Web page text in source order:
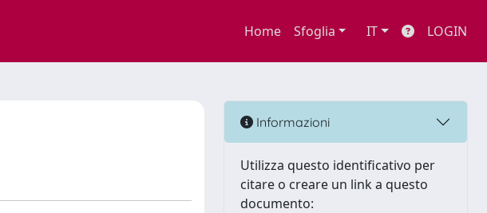
Home Sfoglia IT LOGIN
Informazioni
Utilizza questo identificativo per
citare o creare un link a questo
documento: